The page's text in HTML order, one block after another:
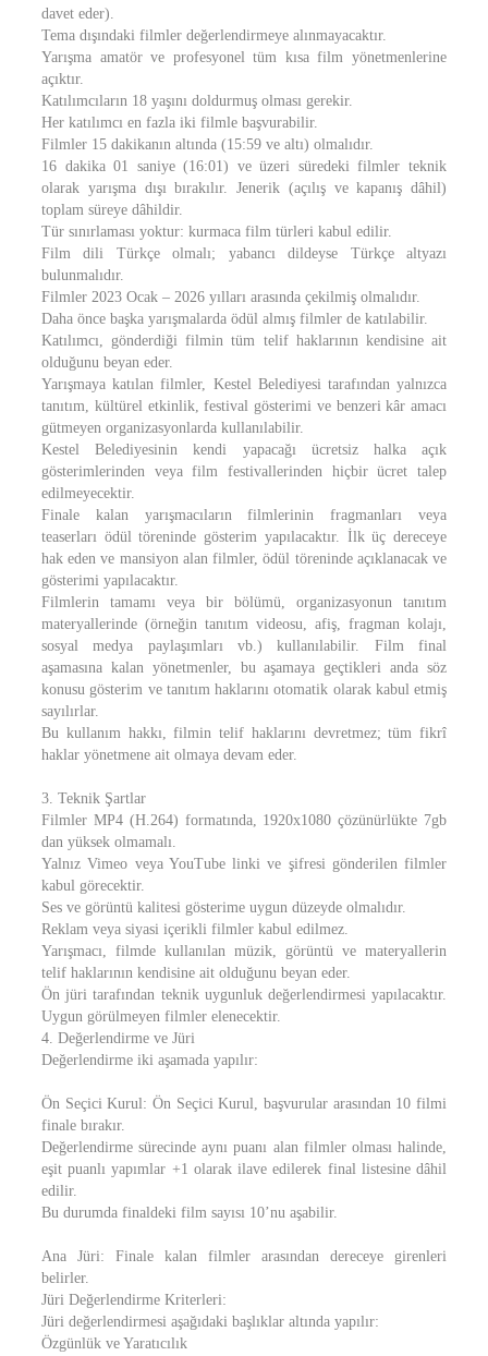
davet eder).
Tema dışındaki filmler değerlendirmeye alınmayacaktır.
Yarışma amatör ve profesyonel tüm kısa film yönetmenlerine
açıktır.
Katılımcıların 18 yaşını doldurmuş olması gerekir.
Her katılımcı en fazla iki filmle başvurabilir.
Filmler 15 dakikanın altında (15:59 ve altı) olmalıdır.
16 dakika 01 saniye (16:01) ve üzeri süredeki filmler teknik
olarak yarışma dışı bırakılır. Jenerik (açılış ve kapanış dâhil)
toplam süreye dâhildir.
Tür sınırlaması yoktur: kurmaca film türleri kabul edilir.
Film dili Türkçe olmalı; yabancı dildeyse Türkçe altyazı
bulunmalıdır.
Filmler 2023 Ocak – 2026 yılları arasında çekilmiş olmalıdır.
Daha önce başka yarışmalarda ödül almış filmler de katılabilir.
Katılımcı, gönderdiği filmin tüm telif haklarının kendisine ait
olduğunu beyan eder.
Yarışmaya katılan filmler, Kestel Belediyesi tarafından yalnızca
tanıtım, kültürel etkinlik, festival gösterimi ve benzeri kâr amacı
gütmeyen organizasyonlarda kullanılabilir.
Kestel Belediyesinin kendi yapacağı ücretsiz halka açık
gösterimlerinden veya film festivallerinden hiçbir ücret talep
edilmeyecektir.
Finale kalan yarışmacıların filmlerinin fragmanları veya
teaserları ödül töreninde gösterim yapılacaktır. İlk üç dereceye
hak eden ve mansiyon alan filmler, ödül töreninde açıklanacak ve
gösterimi yapılacaktır.
Filmlerin tamamı veya bir bölümü, organizasyonun tanıtım
materyallerinde (örneğin tanıtım videosu, afiş, fragman kolajı,
sosyal medya paylaşımları vb.) kullanılabilir. Film final
aşamasına kalan yönetmenler, bu aşamaya geçtikleri anda söz
konusu gösterim ve tanıtım haklarını otomatik olarak kabul etmiş
sayılırlar.
Bu kullanım hakkı, filmin telif haklarını devretmez; tüm fikrî
haklar yönetmene ait olmaya devam eder.
3. Teknik Şartlar
Filmler MP4 (H.264) formatında, 1920x1080 çözünürlükte 7gb
dan yüksek olmamalı.
Yalnız Vimeo veya YouTube linki ve şifresi gönderilen filmler
kabul görecektir.
Ses ve görüntü kalitesi gösterime uygun düzeyde olmalıdır.
Reklam veya siyasi içerikli filmler kabul edilmez.
Yarışmacı, filmde kullanılan müzik, görüntü ve materyallerin
telif haklarının kendisine ait olduğunu beyan eder.
Ön jüri tarafından teknik uygunluk değerlendirmesi yapılacaktır.
Uygun görülmeyen filmler elenecektir.
4. Değerlendirme ve Jüri
Değerlendirme iki aşamada yapılır:
Ön Seçici Kurul: Ön Seçici Kurul, başvurular arasından 10 filmi
finale bırakır.
Değerlendirme sürecinde aynı puanı alan filmler olması halinde,
eşit puanlı yapımlar +1 olarak ilave edilerek final listesine dâhil
edilir.
Bu durumda finaldeki film sayısı 10’nu aşabilir.
Ana Jüri: Finale kalan filmler arasından dereceye girenleri
belirler.
Jüri Değerlendirme Kriterleri:
Jüri değerlendirmesi aşağıdaki başlıklar altında yapılır:
Özgünlük ve Yaratıcılık